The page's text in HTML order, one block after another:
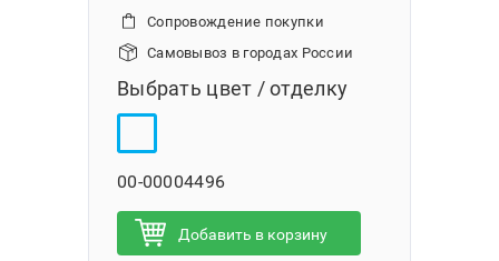
Сопровождение покупки
Самовывоз в городах России
Выбрать цвет / отделку
00-00004496
Добавить в корзину